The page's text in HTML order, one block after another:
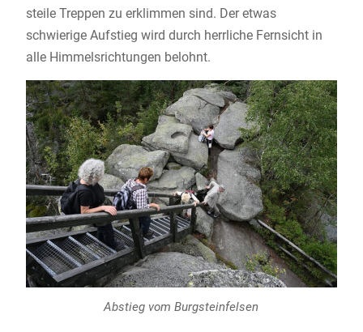
steile Treppen zu erklimmen sind. Der etwas
schwierige Aufstieg wird durch herrliche Fernsicht in
alle Himmelsrichtungen belohnt.
Abstieg vom Burgsteinfelsen